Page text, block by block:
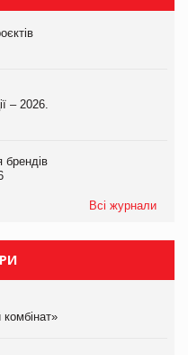
– 2026.
брендів
Всі журнали